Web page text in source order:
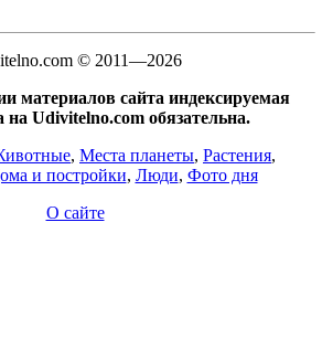
© 2011—2026
материалов сайта индексируемая
на Udivitelno.com обязательна.
, Места планеты, Растения,
и постройки, Люди, Фото дня
О сайте